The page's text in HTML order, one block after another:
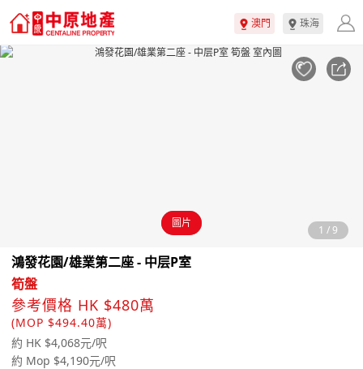
澳門 珠海
1 / 9
圖片
鴻發花園/雄業第二座 - 中层P室
筍盤
參考價格 HK $480萬
(MOP $494.40萬)
約 HK $4,068元/呎
約 Mop $4,190元/呎